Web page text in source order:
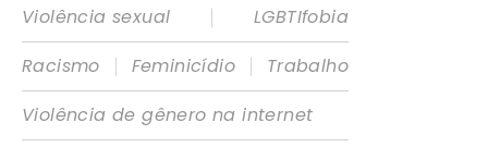
Violência sexual
|
LGBTIfobia
Racismo
| Feminicídio |
Trabalho
Violência de gênero na internet